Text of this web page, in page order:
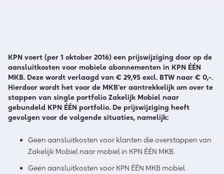
KPN voert (per 1 oktober 2016) een prijswijziging door op de
aansluitkosten voor mobiele abonnementen in KPN ÉÉN
MKB. Deze wordt verlaagd van € 29,95 excl. BTW naar € 0,-.
Hierdoor wordt het voor de MKB’er aantrekkelijk om over te
stappen van single portfolio Zakelijk Mobiel naar
gebundeld KPN ÉÉN portfolio. De prijswijziging heeft
gevolgen voor de volgende situaties, namelijk:
Geen aansluitkosten voor klanten die overstappen van
Zakelijk Mobiel naar mobiel in KPN ÉÉN MKB.
Geen aansluitkosten voor KPN ÉÉN MKB mobiel